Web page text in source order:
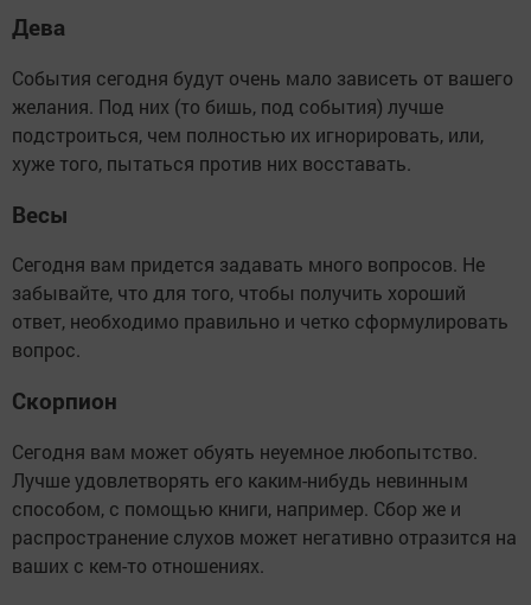
Дева
События сегодня будут очень мало зависеть от вашего
желания. Под них (то бишь, под события) лучше
подстроиться, чем полностью их игнорировать, или,
хуже того, пытаться против них восставать.
Весы
Сегодня вам придется задавать много вопросов. Не
забывайте, что для того, чтобы получить хороший
ответ, необходимо правильно и четко сформулировать
вопрос.
Скорпион
Сегодня вам может обуять неуемное любопытство.
Лучше удовлетворять его каким-нибудь невинным
способом, с помощью книги, например. Сбор же и
распространение слухов может негативно отразится на
ваших с кем-то отношениях.